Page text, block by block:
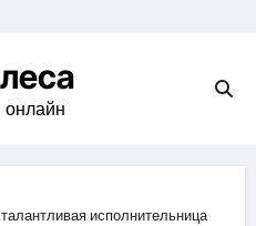
исполнительница